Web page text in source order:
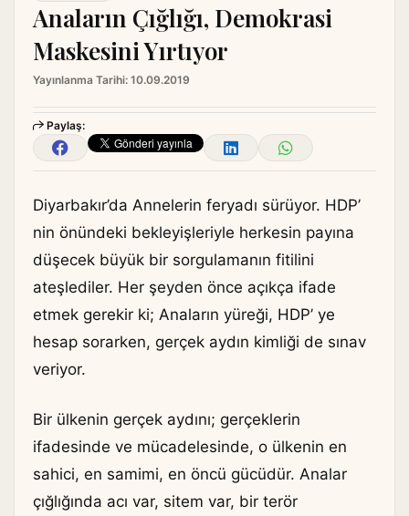
Anaların Çığlığı, Demokrasi
Maskesini Yırtıyor
Yayınlanma Tarihi: 10.09.2019
Paylaş:
Diyarbakır’da Annelerin feryadı sürüyor. HDP’
nin önündeki bekleyişleriyle herkesin payına
düşecek büyük bir sorgulamanın fitilini
ateşlediler. Her şeyden önce açıkça ifade
etmek gerekir ki; Anaların yüreği, HDP’ ye
hesap sorarken, gerçek aydın kimliği de sınav
veriyor.
Bir ülkenin gerçek aydını; gerçeklerin
ifadesinde ve mücadelesinde, o ülkenin en
sahici, en samimi, en öncü gücüdür. Analar
çığlığında acı var, sitem var, bir terör